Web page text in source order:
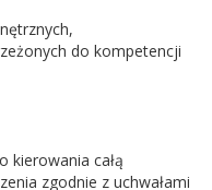
do kompetencji
kierowania całą
zgodnie z uchwałami